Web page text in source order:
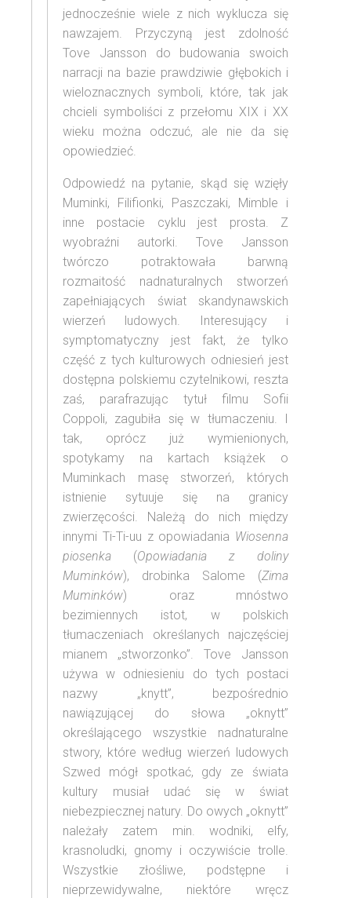
jednocześnie wiele z nich wyklucza się
nawzajem. Przyczyną jest zdolność
Tove Jansson do budowania swoich
narracji na bazie prawdziwie głębokich i
wieloznacznych symboli, które, tak jak
chcieli symboliści z przełomu XIX i XX
wieku można odczuć, ale nie da się
opowiedzieć.
Odpowiedź na pytanie, skąd się wzięły
Muminki, Filifionki, Paszczaki, Mimble i
inne postacie cyklu jest prosta. Z
wyobraźni autorki. Tove Jansson
twórczo potraktowała barwną
rozmaitość nadnaturalnych stworzeń
zapełniających świat skandynawskich
wierzeń ludowych. Interesujący i
symptomatyczny jest fakt, że tylko
część z tych kulturowych odniesień jest
dostępna polskiemu czytelnikowi, reszta
zaś, parafrazując tytuł filmu Sofii
Coppoli, zagubiła się w tłumaczeniu. I
tak, oprócz już wymienionych,
spotykamy na kartach książek o
Muminkach masę stworzeń, których
istnienie sytuuje się na granicy
zwierzęcości. Należą do nich między
innymi Ti-Ti-uu z opowiadania Wiosenna
piosenka (Opowiadania z doliny
Muminków), drobinka Salome (Zima
Muminków) oraz mnóstwo
bezimiennych istot, w polskich
tłumaczeniach określanych najczęściej
mianem „stworzonko”. Tove Jansson
używa w odniesieniu do tych postaci
nazwy „knytt”, bezpośrednio
nawiązującej do słowa „oknytt”
określającego wszystkie nadnaturalne
stwory, które według wierzeń ludowych
Szwed mógł spotkać, gdy ze świata
kultury musiał udać się w świat
niebezpiecznej natury. Do owych „oknytt”
należały zatem min. wodniki, elfy,
krasnoludki, gnomy i oczywiście trolle.
Wszystkie złośliwe, podstępne i
nieprzewidywalne, niektóre wręcz